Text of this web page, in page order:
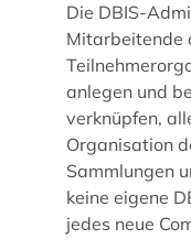
Die DBIS-
Mitarbeitende
anlegen und
verknüpfen,
Organisation
Sammlungen
keine eigene
jedes neue